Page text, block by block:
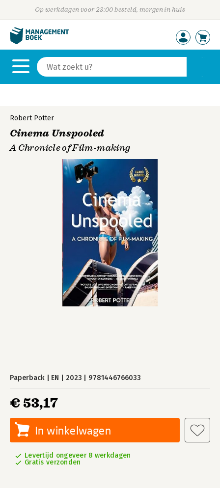
Op werkdagen voor 23:00 besteld, morgen in huis
Robert Potter
Cinema Unspooled
A Chronicle of Film-making
Paperback EN 2023 9781446766033
€ 53,17
In winkelwagen
Levertijd ongeveer 8 werkdagen
Gratis verzonden